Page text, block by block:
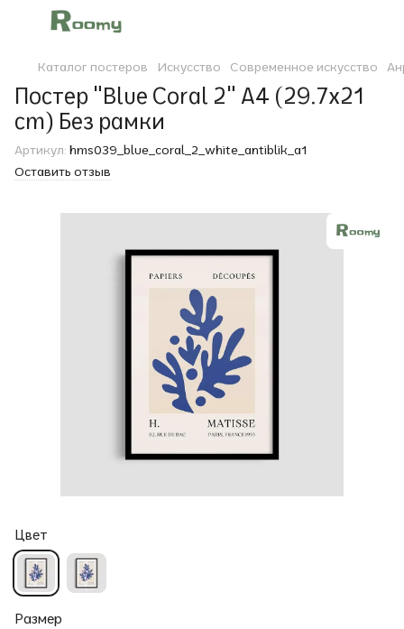
Каталог постеров Искусство Современное искусство
Постер "Blue Coral 2" A4 (29.7x21
cm) Без рамки
Артикул: hms039_blue_coral_2_white_antiblik_a1
Оставить отзыв
Цвет
Размер